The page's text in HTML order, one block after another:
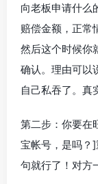
向老板申请什么
赔偿金额，正常
然后这个时候你
确认。理由可以
自己私吞了。真
第二步：你要在
宝帐号，是吗？
句就行了！对方